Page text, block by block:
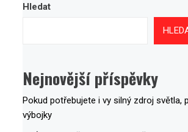
Hledat
Nejnovější příspěvky
Pokud potřebujete i vy silný zdroj světla,
výbojky